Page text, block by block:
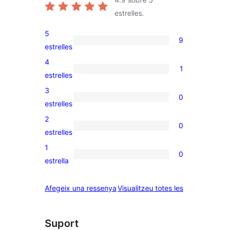
estrelles.
9
valoracions
de
5
estrelles
9
1
valoració
de
4
estrelles
1
0
valoracions
de
3
estrelles
0
0
valoracions
de
estrelles
2
estrelles
0
0
de
1
estrella
0
Afegeix una ressenyaVisualitzeu totes lesressenyes
Suport